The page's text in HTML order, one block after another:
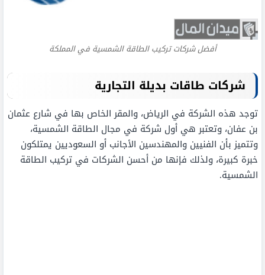
أفضل شركات تركيب الطاقة الشمسية في المملكة
شركات طاقات بديلة التجارية
توجد هذه الشركة في الرياض، والمقر الخاص بها في شارع عثمان
بن عفان، وتعتبر هي أول شركة في مجال الطاقة الشمسية،
وتتميز بأن الفنيين والمهندسين الأجانب أو السعوديين يمتلكون
خبرة كبيرة، ولذلك فإنها من أحسن الشركات في تركيب الطاقة
الشمسية.